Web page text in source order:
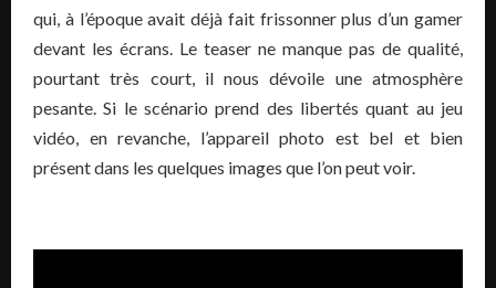
qui, à l’époque avait déjà fait frissonner plus d’un gamer
devant les écrans. Le teaser ne manque pas de qualité,
pourtant très court, il nous dévoile une atmosphère
pesante. Si le scénario prend des libertés quant au jeu
vidéo, en revanche, l’appareil photo est bel et bien
présent dans les quelques images que l’on peut voir.